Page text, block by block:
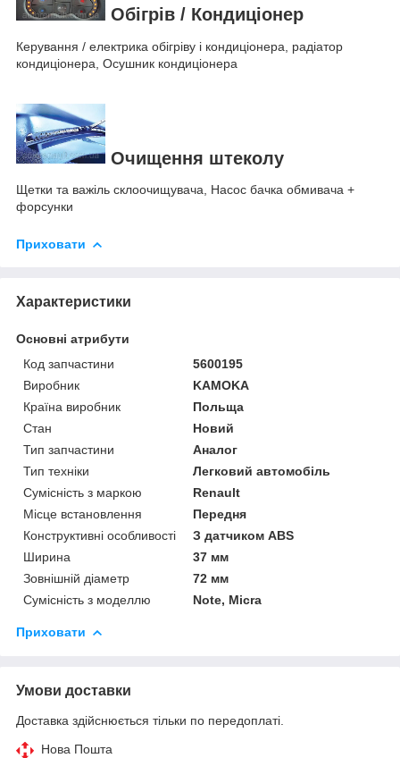
Обігрів / Кондиціонер
Керування / електрика обігріву і кондиціонера, радіатор
кондиціонера, Осушник кондиціонера
Очищення штеколу
Щетки та важіль склоочищувача, Насос бачка обмивача +
форсунки
Приховати
Характеристики
Основні атрибути
Код запчастини
5600195
Виробник
KAMOKA
Країна виробник
Польща
Стан
Новий
Тип запчастини
Аналог
Тип техніки
Легковий автомобіль
Сумісність з маркою
Renault
Місце встановлення
Передня
Конструктивні особливості
З датчиком ABS
Ширина
37 мм
Зовнішній діаметр
72 мм
Сумісність з моделлю
Note, Micra
Приховати
Умови доставки
Доставка здійснюється тільки по передоплаті.
Нова Пошта